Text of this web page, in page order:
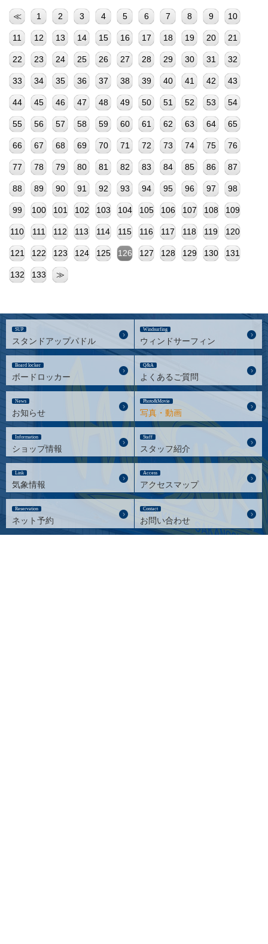
≪ 1 2 3 4 5 6 7 8 9 10
11 12 13 14 15 16 17 18 19 20 21
22 23 24 25 26 27 28 29 30 31 32
33 34 35 36 37 38 39 40 41 42 43
44 45 46 47 48 49 50 51 52 53 54
55 56 57 58 59 60 61 62 63 64 65
66 67 68 69 70 71 72 73 74 75 76
77 78 79 80 81 82 83 84 85 86 87
88 89 90 91 92 93 94 95 96 97 98
99 100 101 102 103 104 105 106 107 108 109
110 111 112 113 114 115 116 117 118 119 120
121 122 123 124 125 126 127 128 129 130 131
132 133 ≫
SUP
スタンドアップパドル
Windsurfing
ウィンドサーフィン
Board locker
ボードロッカー
Q&A
よくあるご質問
News
お知らせ
Photo&Movie
写真・動画
Information
ショップ情報
Staff
スタッフ紹介
Link
気象情報
Access
アクセスマップ
Reservation
ネット予約
Contact
お問い合わせ